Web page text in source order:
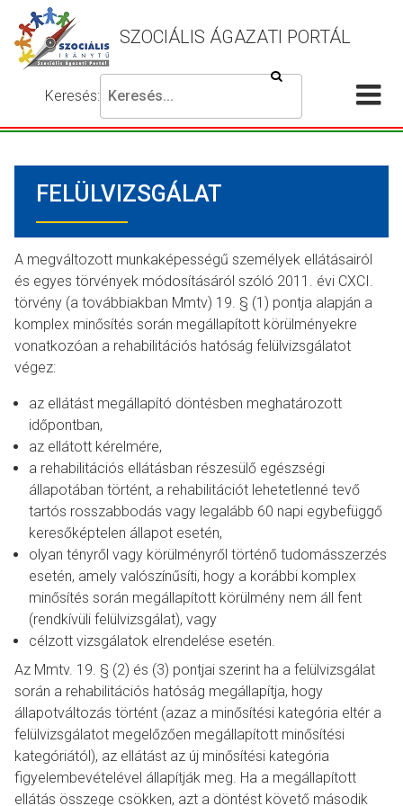
SZOCIÁLIS ÁGAZATI PORTÁL
Keresés:
Írja
be
keresni
kívánt
majd
nyomja
meg
a
keresés
gombot.
Keresés
beállítások
FELÜLVIZSGÁLAT
A megváltozott munkaképességű személyek ellátásairól
és egyes törvények módosításáról szóló 2011. évi CXCI.
törvény (a továbbiakban Mmtv) 19. § (1) pontja alapján a
komplex minősítés során megállapított körülményekre
vonatkozóan a rehabilitációs hatóság felülvizsgálatot
végez:
az ellátást megállapító döntésben meghatározott
időpontban,
az ellátott kérelmére,
a rehabilitációs ellátásban részesülő egészségi
állapotában történt, a rehabilitációt lehetetlenné tevő
tartós rosszabbodás vagy legalább 60 napi egybefüggő
keresőképtelen állapot esetén,
olyan tényről vagy körülményről történő tudomásszerzés
esetén, amely valószínűsíti, hogy a korábbi komplex
minősítés során megállapított körülmény nem áll fent
(rendkívüli felülvizsgálat), vagy
célzott vizsgálatok elrendelése esetén.
Az Mmtv. 19. § (2) és (3) pontjai szerint ha a felülvizsgálat
során a rehabilitációs hatóság megállapítja, hogy
állapotváltozás történt (azaz a minősítési kategória eltér a
felülvizsgálatot megelőzően megállapított minősítési
kategóriától), az ellátást az új minősítési kategória
figyelembevételével állapítják meg. Ha a megállapított
ellátás összege csökken, azt a döntést követő második